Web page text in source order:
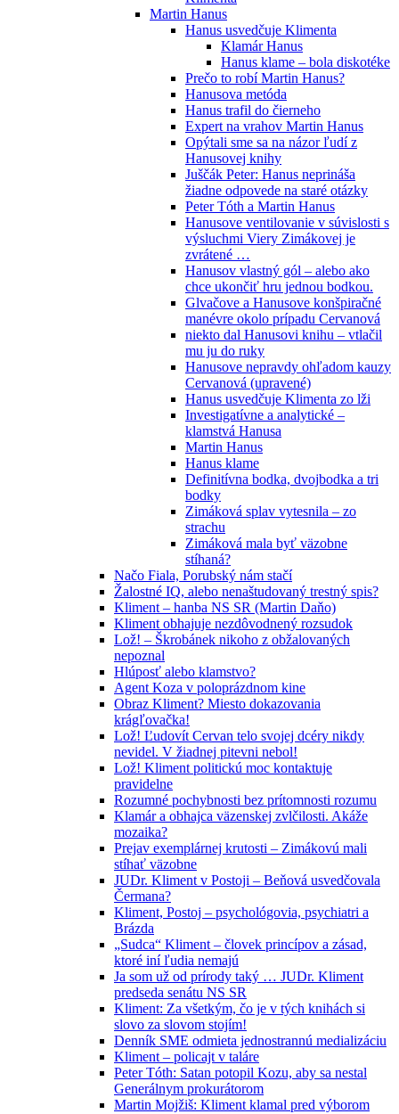
Martin Hanus
Hanus usvedčuje Klimenta
Klamár Hanus
Hanus klame – bola diskotéke
Prečo to robí Martin Hanus?
Hanusova metóda
Hanus trafil do čierneho
Expert na vrahov Martin Hanus
Opýtali sme sa na názor ľudí z
Hanusovej knihy
Juščák Peter: Hanus neprináša
žiadne odpovede na staré otázky
Peter Tóth a Martin Hanus
Hanusove ventilovanie v súvislosti s
výsluchmi Viery Zimákovej je
zvrátené …
Hanusov vlastný gól – alebo ako
chce ukončiť hru jednou bodkou.
Glvačove a Hanusove konšpiračné
manévre okolo prípadu Cervanová
niekto dal Hanusovi knihu – vtlačil
mu ju do ruky
Hanusove nepravdy ohľadom kauzy
Cervanová (upravené)
Hanus usvedčuje Klimenta zo lži
Investigatívne a analytické –
klamstvá Hanusa
Martin Hanus
Hanus klame
Definitívna bodka, dvojbodka a tri
bodky
Zimáková splav vytesnila – zo
strachu
Zimáková mala byť väzobne
stíhaná?
Načo Fiala, Porubský nám stačí
Žalostné IQ, alebo nenaštudovaný trestný spis?
Kliment – hanba NS SR (Martin Daňo)
Kliment obhajuje nezdôvodnený rozsudok
Lož! – Škrobánek nikoho z obžalovaných
nepoznal
Hlúposť alebo klamstvo?
Agent Koza v poloprázdnom kine
Obraz Kliment? Miesto dokazovania
krágľovačka!
Lož! Ľudovít Cervan telo svojej dcéry nikdy
nevidel. V žiadnej pitevni nebol!
Lož! Kliment politickú moc kontaktuje
pravidelne
Rozumné pochybnosti bez prítomnosti rozumu
Klamár a obhajca väzenskej zvlčilosti. Akáže
mozaika?
Prejav exemplárnej krutosti – Zimákovú mali
stíhať väzobne
JUDr. Kliment v Postoji – Beňová usvedčovala
Čermana?
Kliment, Postoj – psychológovia, psychiatri a
Brázda
„Sudca“ Kliment – človek princípov a zásad,
ktoré iní ľudia nemajú
Ja som už od prírody taký … JUDr. Kliment
predseda senátu NS SR
Kliment: Za všetkým, čo je v tých knihách si
slovo za slovom stojím!
Denník SME odmieta jednostrannú medializáciu
Kliment – policajt v taláre
Peter Tóth: Satan potopil Kozu, aby sa nestal
Generálnym prokurátorom
Martin Mojžiš: Kliment klamal pred výborom